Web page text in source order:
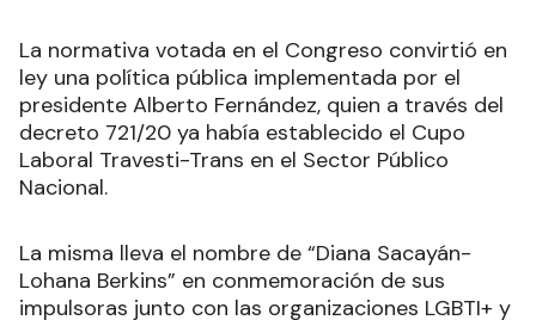
La normativa votada en el Congreso convirtió en
ley una política pública implementada por el
presidente Alberto Fernández, quien a través del
decreto 721/20 ya había establecido el Cupo
Laboral Travesti-Trans en el Sector Público
Nacional.
La misma lleva el nombre de “Diana Sacayán-
Lohana Berkins” en conmemoración de sus
impulsoras junto con las organizaciones LGBTI+ y